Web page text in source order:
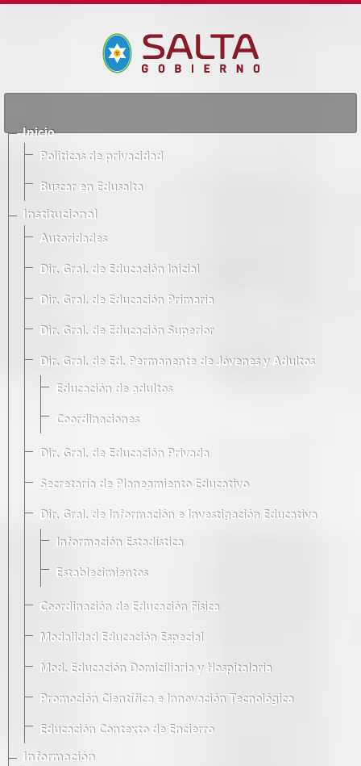
Inicio
Políticas de privacidad
Buscar en Edusalta
Institucional
Autoridades
Dir. Gral. de Educación Inicial
Dir. Gral. de Educación Primaria
Dir. Gral. de Educación Superior
Dir. Gral. de Ed. Permanente de Jóvenes y Adultos
Educación de adultos
Coordinaciones
Dir. Gral. de Educación Privada
Secretaría de Planeamiento Educativo
Dir. Gral. de Información e Investigación Educativa
Información Estadística
Establecimientos
Coordinación de Educación Física
Modalidad Educación Especial
Mod. Educación Domiciliaria y Hospitalaria
Promoción Científica e Innovación Tecnológica
Educación Contexto de Encierro
Información